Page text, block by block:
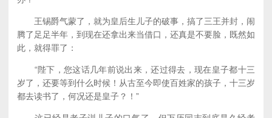
王锡爵气蒙了，就为皇后生儿子的破事，搞了三王并封，闹
腾了足足半年，到现在还拿出来当借口，还真是不要脸，既然如
此，就得罪了：
“陛下，您这话几年前说出来，还过得去，现在皇子都十三
岁了，还要等到什么时候！从古至今即使百姓家的孩子，十三岁
都去读书了，何况还是皇子？！”